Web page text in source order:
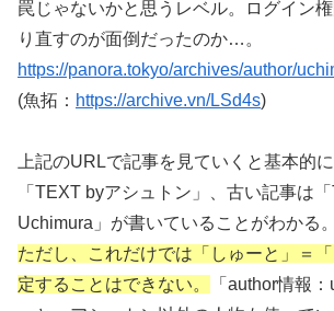
罠じゃないかと思うレベル。ログイン
り直すのが面倒だったのか…。
https://panora.tokyo/archives/author/
(魚拓： https://archive.vn/LSd4s)
上記のURLで記事を見ていくと基本的
「TEXT byアシュトン」、古い記事は
Uchimura」が書いていることがわかる。
ただし、これだけでは「しゅーと」＝
定することはできない。
「author情報